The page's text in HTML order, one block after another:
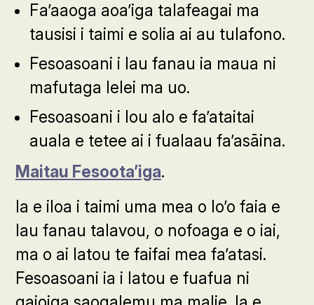
Fa’aaoga aoa’iga talafeagai ma
tausisi i taimi e solia ai au tulafono.
Fesoasoani i lau fanau ia maua ni
mafutaga lelei ma uo.
Fesoasoani i lou alo e fa’ataitai
auala e tetee ai i fualaau fa’asāina.
Maitau Fesoota’iga.
Ia e iloa i taimi uma mea o lo’o faia e
lau fanau talavou, o nofoaga e o iai,
ma o ai latou te faifai mea fa’atasi.
Fesoasoani ia i latou e fuafua ni